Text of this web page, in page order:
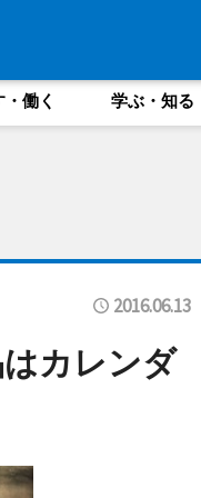
働く 学ぶ・知る
2016.06.13
カレンダ